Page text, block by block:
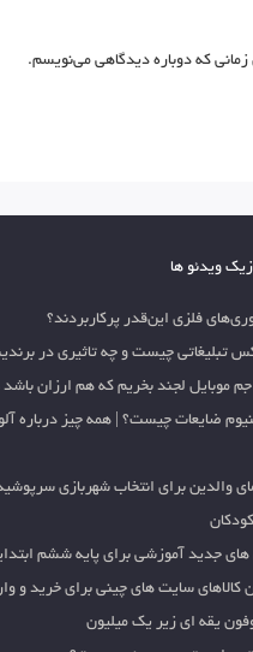
که دوباره دیدگاهی می‌نویسم.
ویدئو ها
فلزی این‌قدر پرکاربردند؟
تبلیغاتی چیست و چه تاثیری در
موبایل لجند بخریم که هم ارزان
ضایعات چیست؟ | همه چیز درباره
والدین برای انتخاب شهربازی
جدید آموزشی برای پایه ششم
کالاهای سایت های چینی برای خرید و
یقه ای زیر یک میلیون